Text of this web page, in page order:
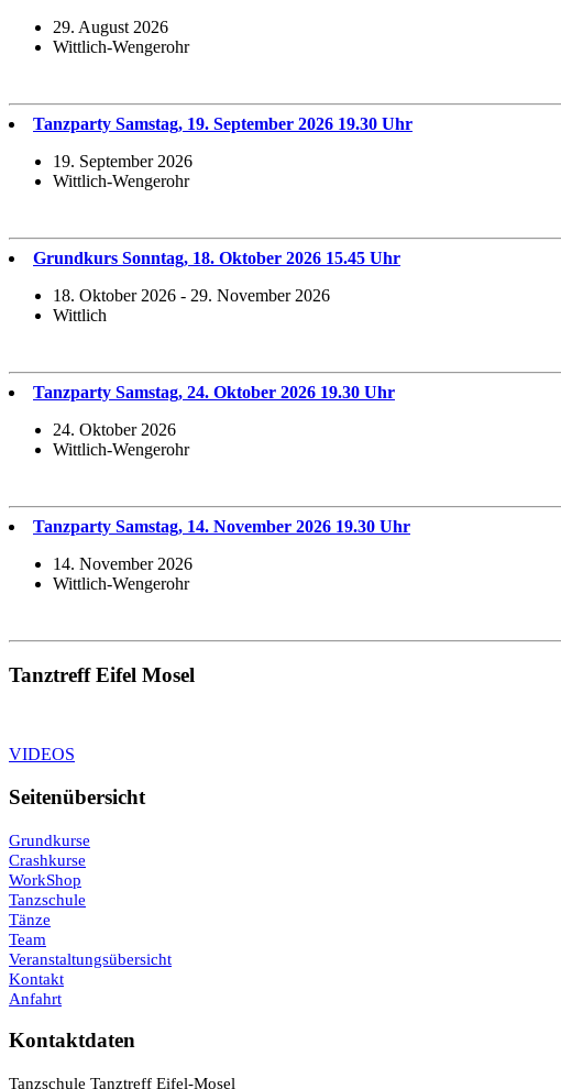
29. August 2026
Wittlich-Wengerohr
Tanzparty Samstag, 19. September 2026 19.30 Uhr
19. September 2026
Wittlich-Wengerohr
Grundkurs Sonntag, 18. Oktober 2026 15.45 Uhr
18. Oktober 2026 - 29. November 2026
Wittlich
Tanzparty Samstag, 24. Oktober 2026 19.30 Uhr
24. Oktober 2026
Wittlich-Wengerohr
Tanzparty Samstag, 14. November 2026 19.30 Uhr
14. November 2026
Wittlich-Wengerohr
Tanztreff Eifel Mosel
VIDEOS
Seitenübersicht
Grundkurse
Crashkurse
WorkShop
Tanzschule
Tänze
Team
Veranstaltungsübersicht
Kontakt
Anfahrt
Kontaktdaten
Tanzschule Tanztreff Eifel-Mosel